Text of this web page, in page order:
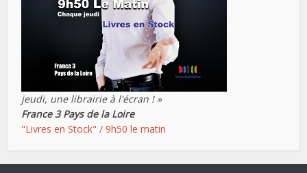
jeudi, une librairie à l'écran ! »
France 3 Pays de la Loire
"Livres en Stock" / 9h50 le matin